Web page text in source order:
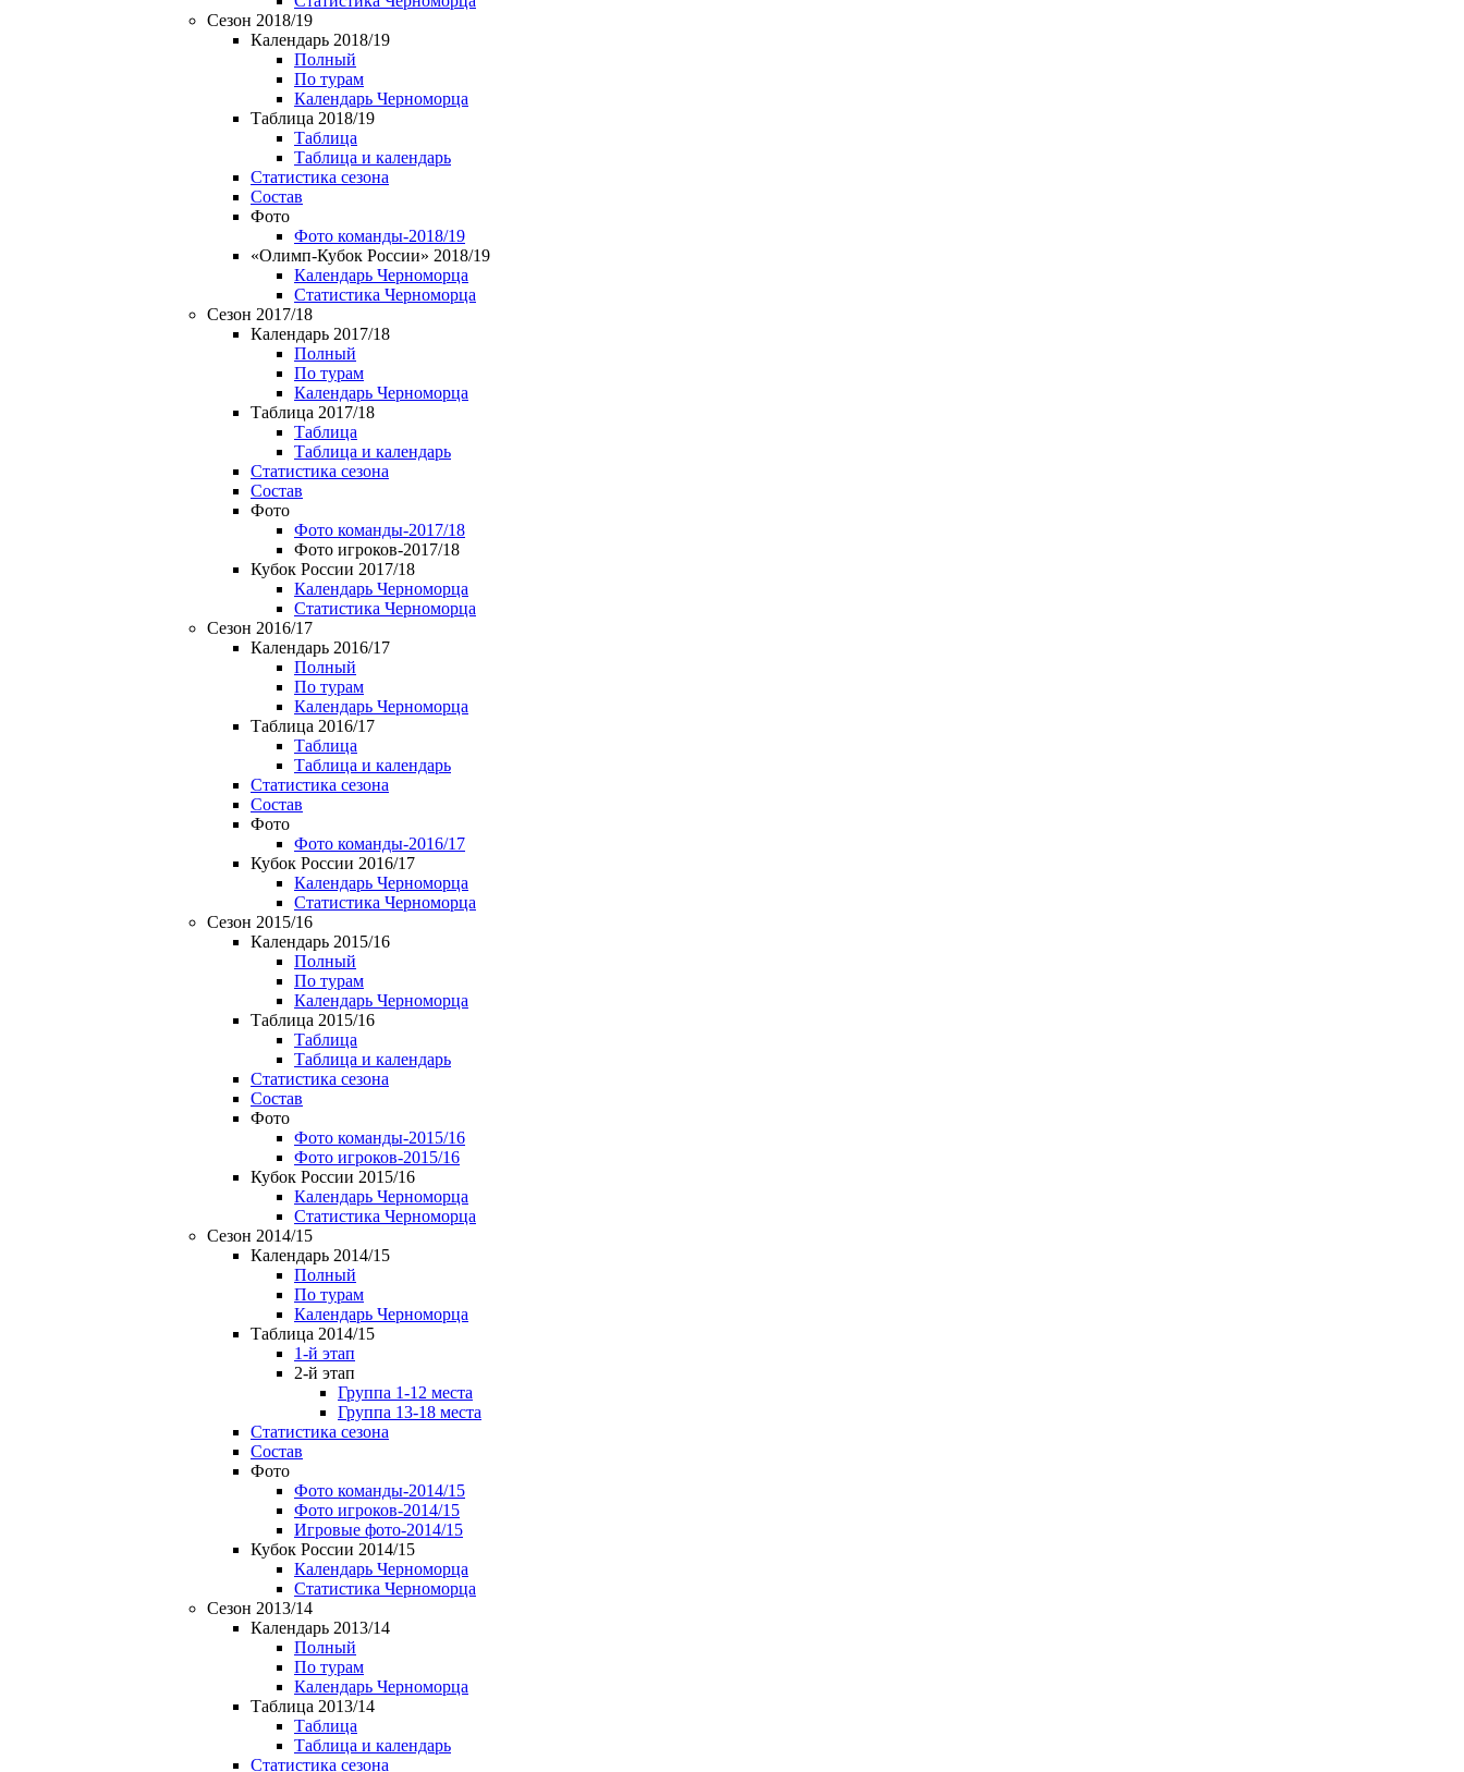
Сезон 2018/19
Календарь 2018/19
Полный
По турам
Календарь Черноморца
Таблица 2018/19
Таблица
Таблица и календарь
Статистика сезона
Состав
Фото
Фото команды-2018/19
«Олимп-Кубок России» 2018/19
Календарь Черноморца
Статистика Черноморца
Сезон 2017/18
Календарь 2017/18
Полный
По турам
Календарь Черноморца
Таблица 2017/18
Таблица
Таблица и календарь
Статистика сезона
Состав
Фото
Фото команды-2017/18
Фото игроков-2017/18
Кубок России 2017/18
Календарь Черноморца
Статистика Черноморца
Сезон 2016/17
Календарь 2016/17
Полный
По турам
Календарь Черноморца
Таблица 2016/17
Таблица
Таблица и календарь
Статистика сезона
Состав
Фото
Фото команды-2016/17
Кубок России 2016/17
Календарь Черноморца
Статистика Черноморца
Сезон 2015/16
Календарь 2015/16
Полный
По турам
Календарь Черноморца
Таблица 2015/16
Таблица
Таблица и календарь
Статистика сезона
Состав
Фото
Фото команды-2015/16
Фото игроков-2015/16
Кубок России 2015/16
Календарь Черноморца
Статистика Черноморца
Сезон 2014/15
Календарь 2014/15
Полный
По турам
Календарь Черноморца
Таблица 2014/15
1-й этап
2-й этап
Группа 1-12 места
Группа 13-18 места
Статистика сезона
Состав
Фото
Фото команды-2014/15
Фото игроков-2014/15
Игровые фото-2014/15
Кубок России 2014/15
Календарь Черноморца
Статистика Черноморца
Сезон 2013/14
Календарь 2013/14
Полный
По турам
Календарь Черноморца
Таблица 2013/14
Таблица
Таблица и календарь
Статистика сезона